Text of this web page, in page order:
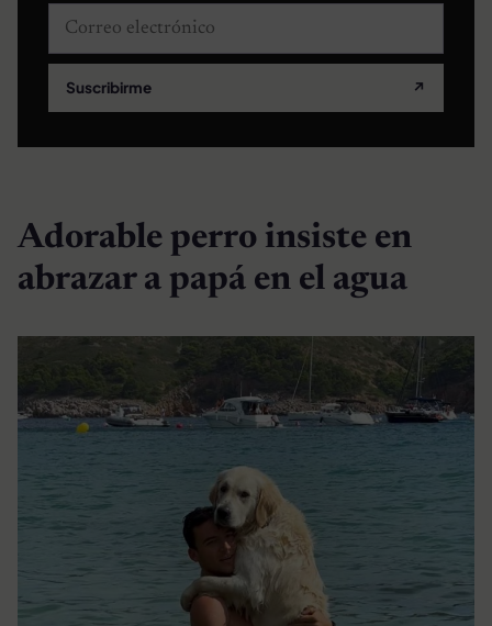
Correo electrónico
Suscribirme ↗
Adorable perro insiste en
abrazar a papá en el agua